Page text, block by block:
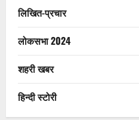
लिखित-प्रचार
लोकसभा 2024
शहरी खबर
हिन्दी स्टोरी